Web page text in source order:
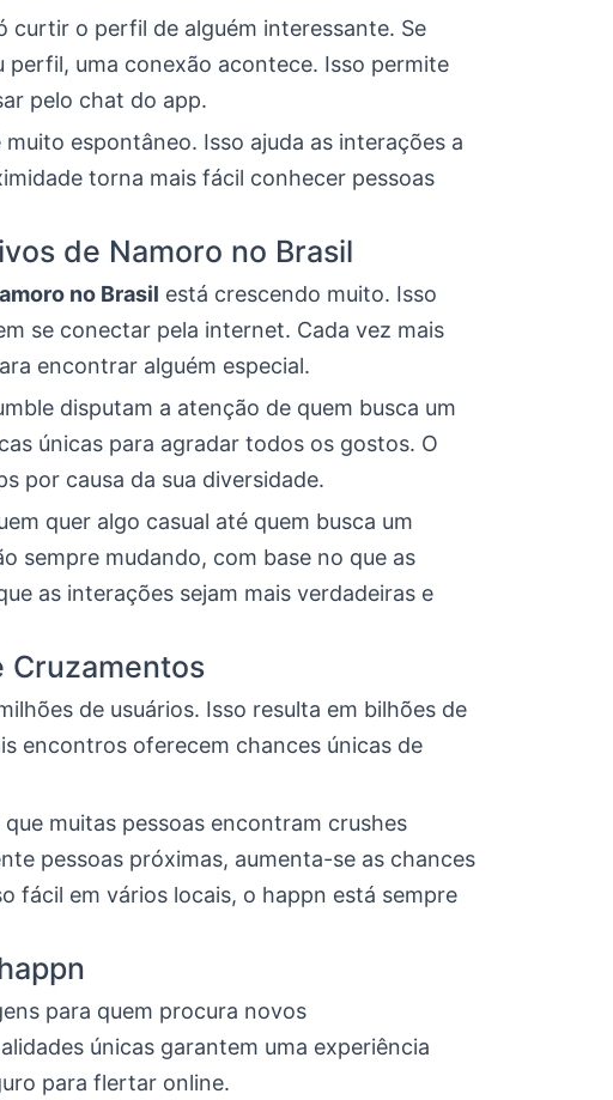
curtir o perfil de alguém interessante. Se
perfil, uma conexão acontece. Isso permite
pelo chat do app.
espontâneo. Isso ajuda as interações a
torna mais fácil conhecer pessoas
de Namoro no Brasil
no Brasil está crescendo muito. Isso
se conectar pela internet. Cada vez mais
encontrar alguém especial.
disputam a atenção de quem busca um
únicas para agradar todos os gostos. O
por causa da sua diversidade.
quer algo casual até quem busca um
sempre mudando, com base no que as
as interações sejam mais verdadeiras e
Cruzamentos
de usuários. Isso resulta em bilhões de
encontros oferecem chances únicas de
muitas pessoas encontram crushes
pessoas próximas, aumenta-se as chances
fácil em vários locais, o happn está sempre
para quem procura novos
únicas garantem uma experiência
para flertar online.